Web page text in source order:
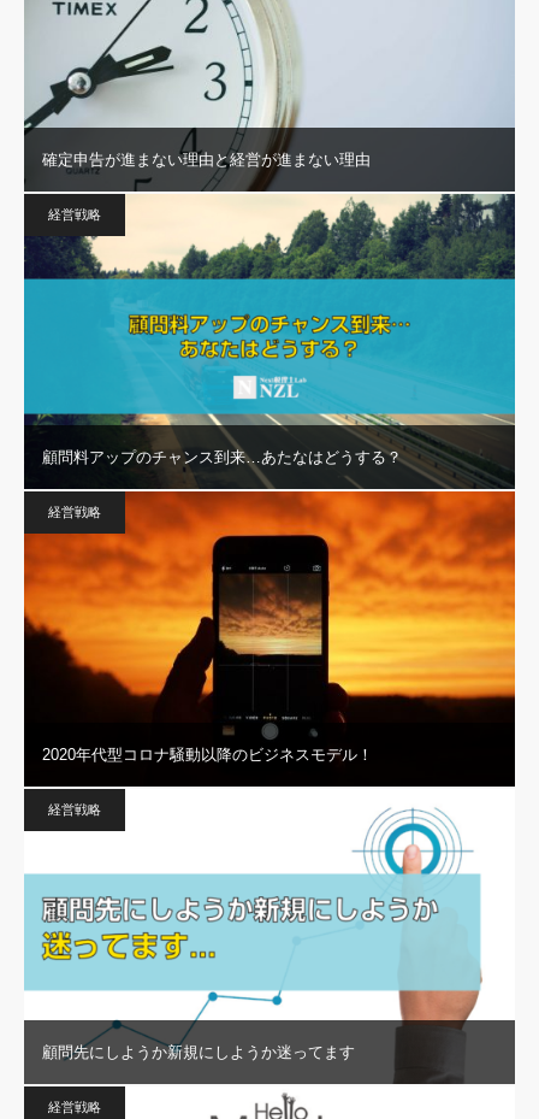
確定申告が進まない理由と経営が進まない理由
経営戦略
顧問料アップのチャンス到来…あたなはどうする？
経営戦略
2020年代型コロナ騒動以降のビジネスモデル！
経営戦略
顧問先にしようか新規にしようか迷ってます
経営戦略